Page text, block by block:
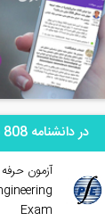
در دانشنامه 808 بیشتر بخوانید ...
Exam